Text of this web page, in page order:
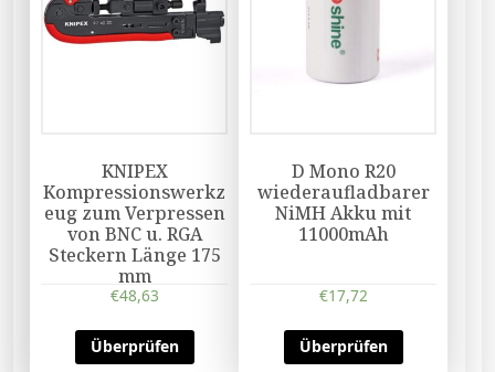
KNIPEX
Kompressionswerkz
eug zum Verpressen
von BNC u. RGA
Steckern Länge 175
mm
€48,63
Überprüfen
D Mono R20
wiederaufladbarer
NiMH Akku mit
11000mAh
€17,72
Überprüfen